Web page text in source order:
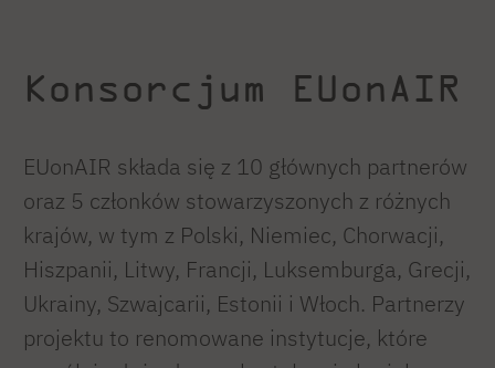
Konsorcjum EUonAIR
EUonAIR składa się z 10 głównych partnerów
oraz 5 członków stowarzyszonych z różnych
krajów, w tym z Polski, Niemiec, Chorwacji,
Hiszpanii, Litwy, Francji, Luksemburga, Grecji,
Ukrainy, Szwajcarii, Estonii i Włoch. Partnerzy
projektu to renomowane instytucje, które